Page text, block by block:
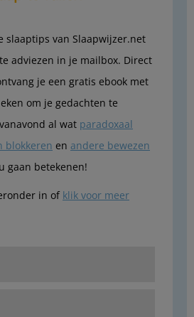
slaaptips van Slaapwijzer.net
adviezen in je mailbox. Direct
je een gratis ebook met
om je gedachten te
al wat paradoxaal
blokkeren en andere bewezen
gaan betekenen!
in of klik voor meer